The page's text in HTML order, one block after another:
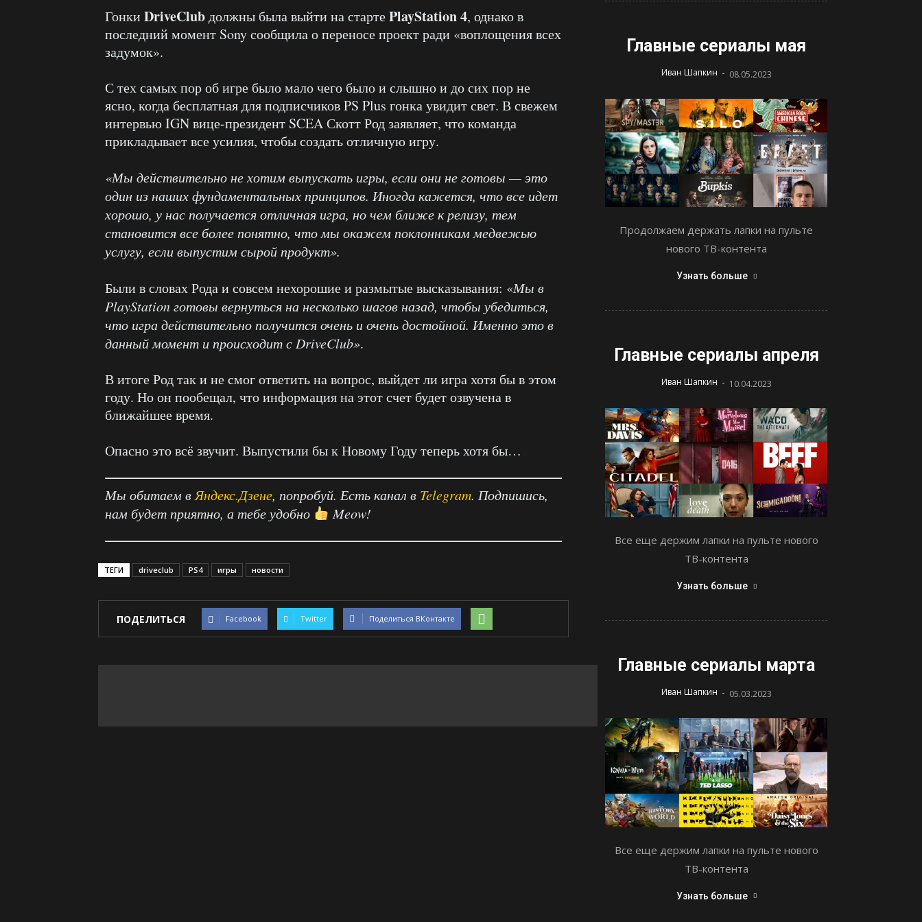
Гонки DriveClubдолжны была выйти на стартеPlayStation 4, однако в
последний момент Sony сообщила о переносе проект ради «воплощения всех
задумок».
С тех самых пор об игре было мало чего было и слышно и до сих пор не
ясно, когда бесплатная для подписчиков PS Plus гонка увидит свет. В свежем
интервью IGN вице-президент SCEA Скотт Род заявляет, что команда
прикладывает все усилия, чтобы создать отличную игру.
«Мы действительно не хотим выпускать игры, если они не готовы — это
один из наших фундаментальных принципов. Иногда кажется, что все идет
хорошо, у нас получается отличная игра, но чем ближе к релизу, тем
становится все более понятно, что мы окажем поклонникам медвежью
услугу, если выпустим сырой продукт».
Были в словах Рода и совсем нехорошие и размытые высказывания: «Мы в
PlayStation готовы вернуться на несколько шагов назад, чтобы убедиться,
что игра действительно получится очень и очень достойной. Именно это в
данный момент и происходит с DriveClub».
В итоге Род так и не смог ответить на вопрос, выйдет ли игра хотя бы в этом
году. Но он пообещал, что информация на этот счет будет озвучена в
ближайшее время.
Опасно это всё звучит. Выпустили бы к Новому Году теперь хотя бы…
Мы обитаем в Яндекс.Дзене, попробуй. Есть канал в Telegram. Подпишись,
нам будет приятно, а тебе удобно
Meow!
ТЕГИ driveclub PS4 игры новости
ПОДЕЛИТЬСЯ Facebook Twitter Поделиться ВКонтакте
Главные сериалы мая
Иван Шапкин - 08.05.2023
Продолжаем держать лапки на пульте
нового ТВ-контента
Узнать больше
Главные сериалы апреля
Иван Шапкин - 10.04.2023
Все еще держим лапки на пульте нового
ТВ-контента
Узнать больше
Главные сериалы марта
Иван Шапкин - 05.03.2023
Все еще держим лапки на пульте нового
ТВ-контента
Узнать больше